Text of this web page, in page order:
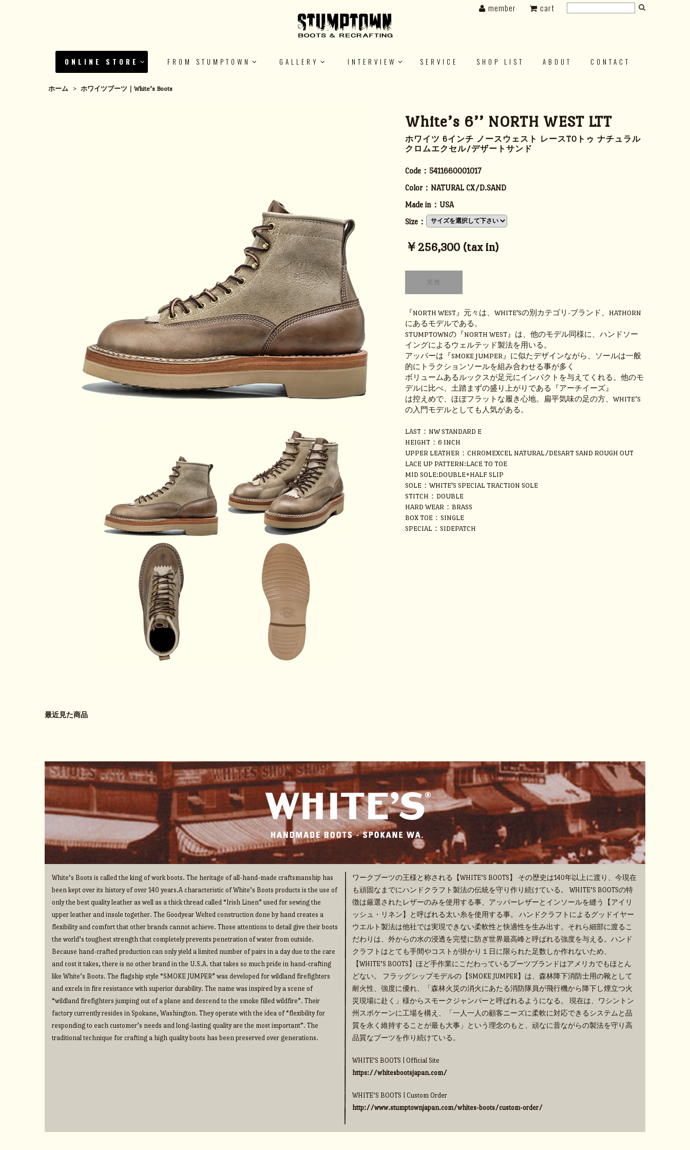
ONLINE STORE FROM STUMPTOWN GALLERY INTERVIEW SERVICE SHOP LIST ABOUT CONTACT
member cart
ホーム > ホワイツブーツ｜White’s Boots
White’s 6’’ NORTH WEST LTT
ホワイツ 6インチ ノースウェスト レースTOトゥ ナチュラル
クロムエクセル/デザートサンド
Code： 5411660001017
Color： NATURAL CX/D.SAND
Made in： USA
Size：
￥256,300 (tax in)
『NORTH WEST』元々は、WHITE'Sの別カテゴリ-ブランド、HATHORN
にあるモデルである。
STUMPTOWNの『NORTH WEST』は、他のモデル同様に、ハンドソー
イングによるウェルテッド製法を用いる。
アッパーは『SMOKE JUMPER』に似たデザインながら、ソールは一般
的にトラクションソールを組み合わせる事が多く
ボリュームあるルックスが足元にインパクトを与えてくれる。他のモ
デルに比べ、土踏まずの盛り上がりである『アーチイーズ』
は控えめで、ほぼフラットな履き心地。扁平気味の足の方、WHITE’S
の入門モデルとしても人気がある。
LAST：NW STANDARD E
HEIGHT：6 INCH
UPPER LEATHER：CHROMEXCEL NATURAL/DESART SAND ROUGH OUT
LACE UP PATTERN:LACE TO TOE
MID SOLE:DOUBLE+HALF SLIP
SOLE：WHITE'S SPECIAL TRACTION SOLE
STITCH：DOUBLE
HARD WEAR：BRASS
BOX TOE：SINGLE
SPECIAL：SIDEPATCH
最近見た商品
White’s Boots is called the king of work boots. The heritage of all-hand-made craftsmanship has
been kept over its history of over 140 years.A characteristic of White’s Boots products is the use of
only the best quality leather as well as a thick thread called “Irish Linen” used for sewing the
upper leather and insole together. The Goodyear Welted construction done by hand creates a
flexibility and comfort that other brands cannot achieve. Those attentions to detail give their boots
the world’s toughest strength that completely prevents penetration of water from outside.
Because hand-crafted production can only yield a limited number of pairs in a day due to the care
and cost it takes, there is no other brand in the U.S.A. that takes so much pride in hand-crafting
like White’s Boots. The flagship style “SMOKE JUMPER” was developed for wildland firefighters
and excels in fire resistance with superior durability. The name was inspired by a scene of
“wildland firefighters jumping out of a plane and descend to the smoke filled wildfire”. Their
factory currently resides in Spokane, Washington. They operate with the idea of “flexibility for
responding to each customer’s needs and long-lasting quality are the most important”. The
traditional technique for crafting a high quality boots has been preserved over generations.
ワークブーツの王様と称される【WHITE’S BOOTS】 その歴史は140年以上に渡り、今現在
も頑固なまでにハンドクラフト製法の伝統を守り作り続けている。 WHITE’S BOOTSの特
徴は厳選されたレザーのみを使用する事、アッパーレザーとインソールを縫う【アイリ
ッシュ・リネン】と呼ばれる太い糸を使用する事。 ハンドクラフトによるグッドイヤー
ウエルト製法は他社では実現できない柔軟性と快適性を生み出す。それら細部に渡るこ
だわりは、外からの水の浸透を完璧に防ぎ世界最高峰と呼ばれる強度を与える。ハンド
クラフトはとても手間やコストが掛かり１日に限られた足数しか作れないため、
【WHITE’S BOOTS】ほど手作業にこだわっているブーツブランドはアメリカでもほとん
どない。 フラッグシップモデルの【SMOKE JUMPER】は、森林降下消防士用の靴として
耐火性、強度に優れ、「森林火災の消火にあたる消防隊員が飛行機から降下し煙立つ火
災現場に赴く」様からスモークジャンパーと呼ばれるようになる。 現在は、ワシントン
州スポケーンに工場を構え、「一人一人の顧客ニーズに柔軟に対応できるシステムと品
質を永く維持することが最も大事」という理念のもと、頑なに昔ながらの製法を守り高
品質なブーツを作り続けている。
WHITE'S BOOTS | Official Site
https://whitesbootsjapan.com/
WHITE’S BOOTS | Custom Order
http://www.stumptownjapan.com/whites-boots/custom-order/